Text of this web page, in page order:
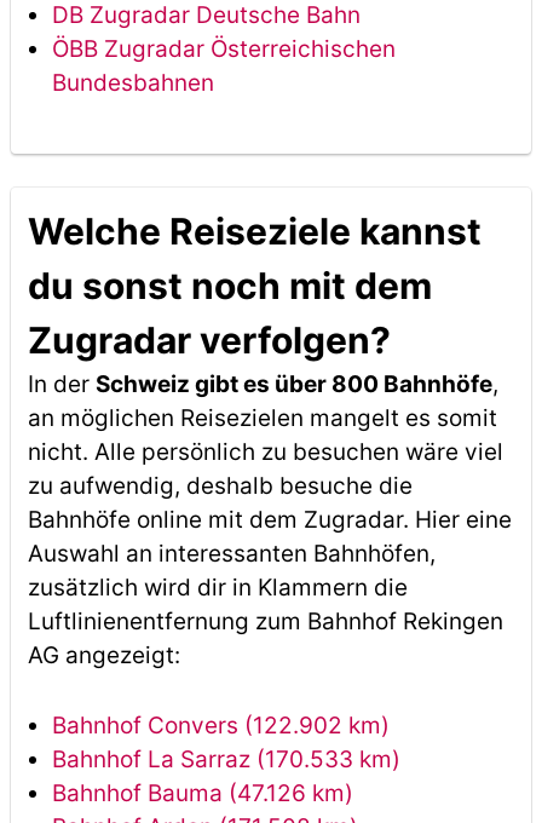
DB Zugradar Deutsche Bahn
ÖBB Zugradar Österreichischen
Bundesbahnen
Welche Reiseziele kannst
du sonst noch mit dem
Zugradar verfolgen?
In der Schweiz gibt es über 800 Bahnhöfe,
an möglichen Reisezielen mangelt es somit
nicht. Alle persönlich zu besuchen wäre viel
zu aufwendig, deshalb besuche die
Bahnhöfe online mit dem Zugradar. Hier eine
Auswahl an interessanten Bahnhöfen,
zusätzlich wird dir in Klammern die
Luftlinienentfernung zum Bahnhof Rekingen
AG angezeigt:
Bahnhof Convers (122.902 km)
Bahnhof La Sarraz (170.533 km)
Bahnhof Bauma (47.126 km)